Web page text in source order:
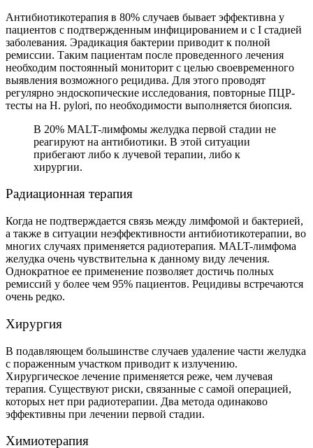
Антибиотикотерапия в 80% случаев бывает эффективна у
пациентов с подтвержденным инфицированием и с I стадией
заболевания. Эрадикация бактерии приводит к полной
ремиссии. Таким пациентам после проведенного лечения
необходим постоянный мониторит с целью своевременного
выявления возможного рецидива. Для этого проводят
регулярно эндоскопические исследования, повторные ПЦР-
тесты на H. pylori, по необходимости выполняется биопсия.
В 20% MALT-лимфомы желудка первой стадии не
реагируют на антибиотики. В этой ситуации
прибегают либо к лучевой терапии, либо к
хирургии.
Радиационная терапия
Когда не подтверждается связь между лимфомой и бактерией,
а также в ситуации неэффективности антибиотикотерапии, во
многих случаях применяется радиотерапия. MALT-лимфома
желудка очень чувствительна к данному виду лечения.
Однократное ее применение позволяет достичь полных
ремиссий у более чем 95% пациентов. Рецидивы встречаются
очень редко.
Хирургия
В подавляющем большинстве случаев удаление части желудка
с пораженным участком приводит к излучению.
Хирургическое лечение применяется реже, чем лучевая
терапия. Существуют риски, связанные с самой операцией,
которых нет при радиотерапии. Два метода одинаково
эффективны при лечении первой стадии.
Химиотерапия